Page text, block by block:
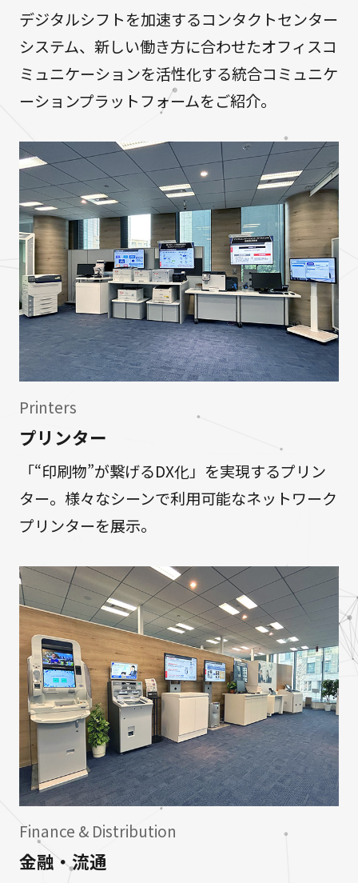
デジタルシフトを加速するコンタクトセンター
システム、新しい働き方に合わせたオフィスコ
ミュニケーションを活性化する統合コミュニケ
ーションプラットフォームをご紹介。
Printers
プリンター
「“印刷物”が繋げるDX化」を実現するプリン
ター。様々なシーンで利用可能なネットワーク
プリンターを展示。
Finance & Distribution
金融・流通